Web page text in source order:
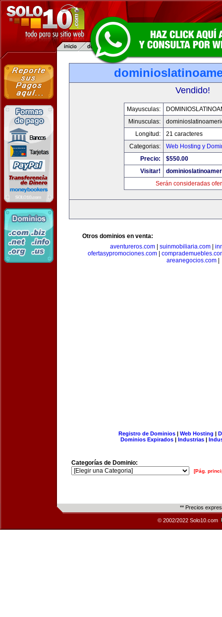
Vendido!
Mayusculas:
Minusculas:
Longitud:
21 caracteres
Categorias:
Web Hosting y
Precio:
$550.00
Visitar!
Serán consideradas
Otros dominios en venta:
aventureros.com| suinmobiliaria.com|
ofertasypromociones.com|
areanegocios.com|
Registro de Dominios| Web Hosting |
Dominios Expirados | Industrias |
Categorías de Dominio:
[Pág.
** Precios
© 2002/2022 Solo10.com